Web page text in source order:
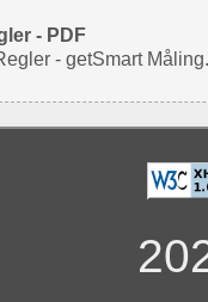
- PDF
- getSmart